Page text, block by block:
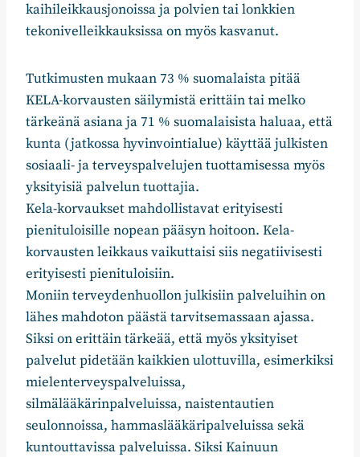
kaihileikkausjonoissa ja polvien tai lonkkien
tekonivelleikkauksissa on myös kasvanut.
Tutkimusten mukaan 73 % suomalaista pitää
KELA-korvausten säilymistä erittäin tai melko
tärkeänä asiana ja 71 % suomalaisista haluaa, että
kunta (jatkossa hyvinvointialue) käyttää julkisten
sosiaali- ja terveyspalvelujen tuottamisessa myös
yksityisiä palvelun tuottajia.
Kela-korvaukset mahdollistavat erityisesti
pienituloisille nopean pääsyn hoitoon. Kela-
korvausten leikkaus vaikuttaisi siis negatiivisesti
erityisesti pienituloisiin.
Moniin terveydenhuollon julkisiin palveluihin on
lähes mahdoton päästä tarvitsemassaan ajassa.
Siksi on erittäin tärkeää, että myös yksityiset
palvelut pidetään kaikkien ulottuvilla, esimerkiksi
mielenterveyspalveluissa,
silmälääkärinpalveluissa, naistentautien
seulonnoissa, hammaslääkäripalveluissa sekä
kuntouttavissa palveluissa. Siksi Kainuun